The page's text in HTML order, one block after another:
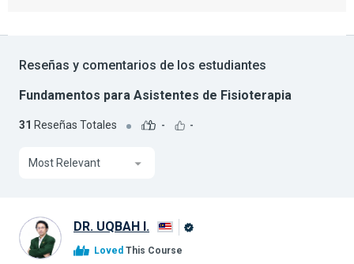
Reseñas y comentarios de los estudiantes
Fundamentos para Asistentes de Fisioterapia
31 Reseñas Totales - -
Most Relevant
DR. UQBAH I.
Loved This Course